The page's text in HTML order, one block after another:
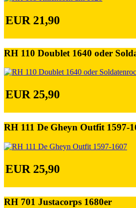
EUR 21,90
RH 110 Doublet 1640 oder
EUR 25,90
RH 111 De Gheyn Outfit 1597-
EUR 25,90
RH 701 Justacorps 1680er